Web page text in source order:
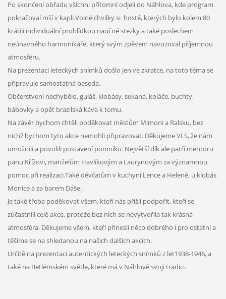
Po skončení obřadu všichni přítomní odjeli do Náhlova, kde program
pokračoval mší v kapli.Volné chvilky si hosté, kterých bylo kolem 80
krátili individuální prohlídkou naučné stezky a také poslechem
neúnavného harmonikáře, který svým zpěvem navozoval příjemnou
atmosféru.
Na prezentaci leteckých snímků došlo jen ve zkratce, na toto téma se
připravuje samostatná beseda.
Občerstvení nechybělo, guláš, klobásy, sekaná, koláče, buchty,
bábovky a opět brazilská káva k tomu.
Na závěr bychom chtěli poděkovat městům Mimoni a Ralsku, bez
nichž bychom tyto akce nemohli připravovat. Děkujeme VLS, že nám
umožnili a povolili postavení pomníku. Největší dík ale patří mentoru
panu Křížovi, manželům Havlíkovým a Laurynovým za významnou
pomoc při realizaci.Také děvčatům v kuchyni Lence a Heleně, u klobás
Monice a za barem Dáše.
Je také třeba poděkovat všem, kteří nás přišli podpořit, kteří se
zúčastnili celé akce, protože bez nich se nevytvořila tak krásná
atmosféra. Děkujeme všem, kteří přinesli něco dobrého i pro ostatní a
těšíme se na shledanou na našich dalších akcích.
Určitě na prezentaci autentických leteckých snímků z let1938-1946, a
také na Betlémském světle, které má v Náhlově svoji tradici.